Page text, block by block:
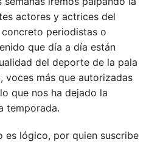
actores y actrices del
periodistas o
que día a día están
del deporte de la pala
voces más que autorizadas
que nos ha dejado la
temporada.
es lógico, por quien suscribe